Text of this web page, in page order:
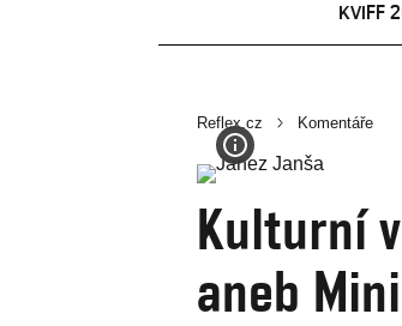
KVIFF
Reflex.cz Komentáře
Kulturní
aneb